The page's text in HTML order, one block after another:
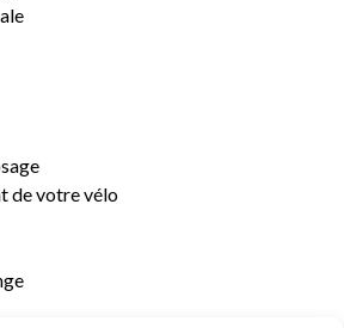
de votre vélo